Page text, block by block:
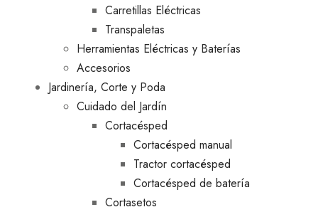
Carretillas Eléctricas
Transpaletas
Herramientas Eléctricas y Baterías
Accesorios
Jardinería, Corte y Poda
Cuidado del Jardín
Cortacésped
Cortacésped manual
Tractor cortacésped
Cortacésped de batería
Cortasetos